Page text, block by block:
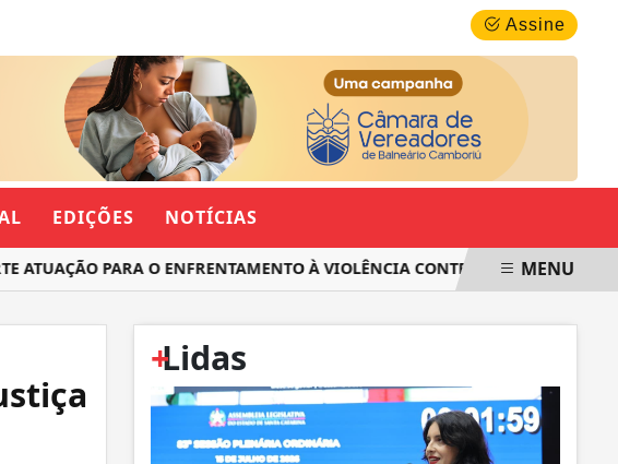
Assine
EDIÇÕES NOTÍCIAS
PARA O ENFRENTAMENTO À VIOLÊNCIA CONTRA AS MULHERES EM
MENU
+
Lidas